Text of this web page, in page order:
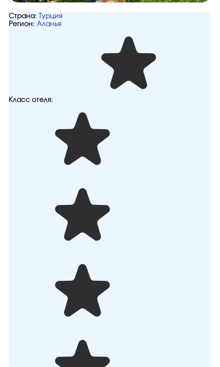
Страна:
Турция
Регион: Аланья
Класс отеля: